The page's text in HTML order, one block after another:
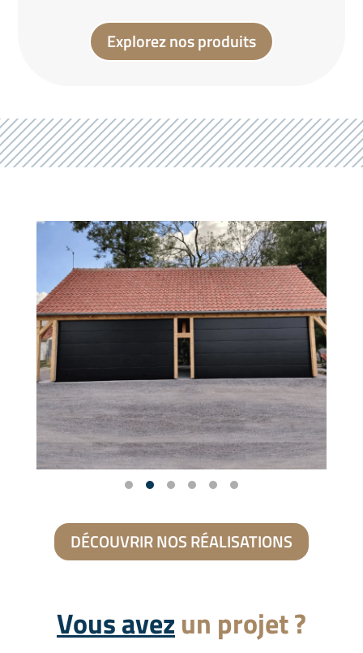
Explorez nos produits
DÉCOUVRIR NOS RÉALISATIONS
Vous avezun projet ?